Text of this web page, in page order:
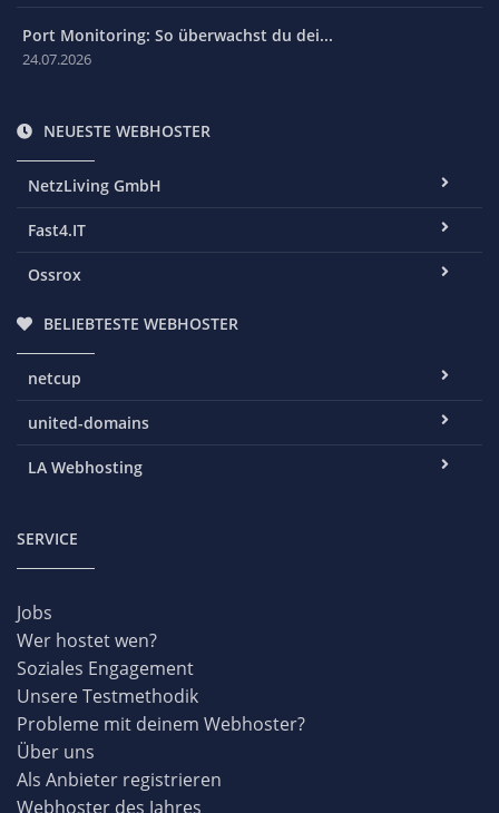
Port Monitoring: So überwachst du dei...
24.07.2026
NEUESTE WEBHOSTER
NetzLiving GmbH
Fast4.IT
Ossrox
BELIEBTESTE WEBHOSTER
netcup
united-domains
LA Webhosting
SERVICE
Jobs
Wer hostet wen?
Soziales Engagement
Unsere Testmethodik
Probleme mit deinem Webhoster?
Über uns
Als Anbieter registrieren
Webhoster des Jahres